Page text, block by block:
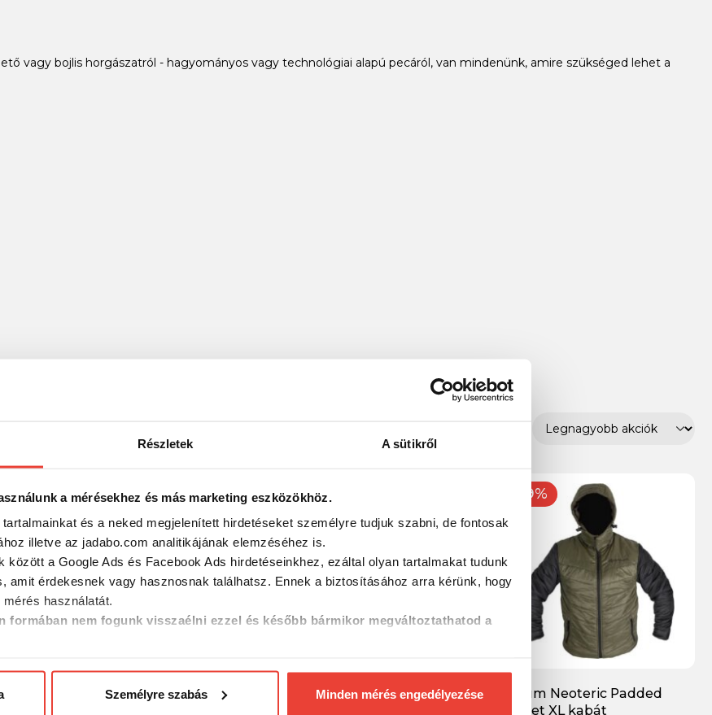
Részletek A sütikről
a mérésekhez és más marketing eszközökhöz.
és a neked megjelenített hirdetéseket személyre tudjuk szabni, de fontosak
illetve az jadabo.com analitikájának elemzéséhez is.
között a Google Ads és Facebook Ads hirdetéseinkhez, ezáltal olyan tartalmakat tudunk
amit érdekesnek vagy hasznosnak találhatsz. Ennek a biztosításához arra kérünk, hogy
használatát.
formában nem fogunk visszaélni ezzel és később bármikor megváltoztathatod a
Személyre szabás Minden mérés engedélyezése
vagy bojlis horgászatról - hagyományos vagy technológiai alapú pecáról, van mindenünk, amire szükséged lehet a
-27%
Korum Neoteric Padded
-10%
Illex Kabát Switch Off Fleece
-9%
Korum Neoteric Padded
Jacket XL kabát